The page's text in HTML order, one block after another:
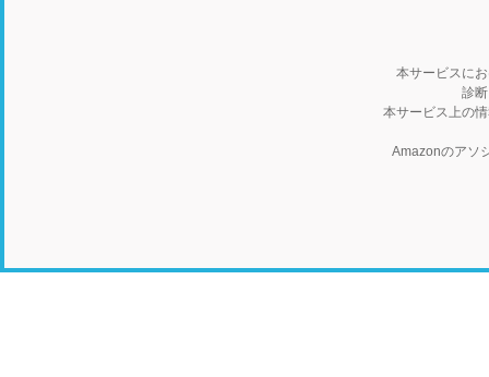
本サービスに
診
本サービス上の
Amazonのアソ